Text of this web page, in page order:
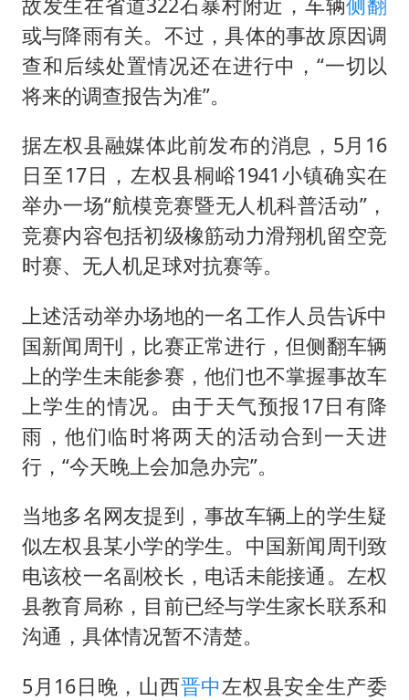
或与降雨有关。不过，具体的事故原因调
查和后续处置情况还在进行中，“一切以
将来的调查报告为准”。
据左权县融媒体此前发布的消息，5月16
日至17日，左权县桐峪1941小镇确实在
举办一场“航模竞赛暨无人机科普活动”，
竞赛内容包括初级橡筋动力滑翔机留空竞
时赛、无人机足球对抗赛等。
上述活动举办场地的一名工作人员告诉中
国新闻周刊，比赛正常进行，但侧翻车辆
上的学生未能参赛，他们也不掌握事故车
上学生的情况。由于天气预报17日有降
雨，他们临时将两天的活动合到一天进
行，“今天晚上会加急办完”。
当地多名网友提到，事故车辆上的学生疑
似左权县某小学的学生。中国新闻周刊致
电该校一名副校长，电话未能接通。左权
县教育局称，目前已经与学生家长联系和
沟通，具体情况暂不清楚。
5月16日晚，山西晋中左权县安全生产委